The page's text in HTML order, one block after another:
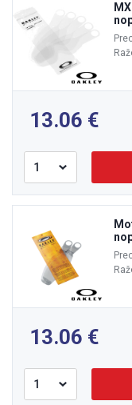
13.06
13.06